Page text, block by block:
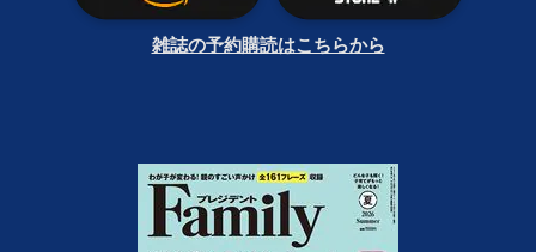
雑誌の予約購読はこちらから